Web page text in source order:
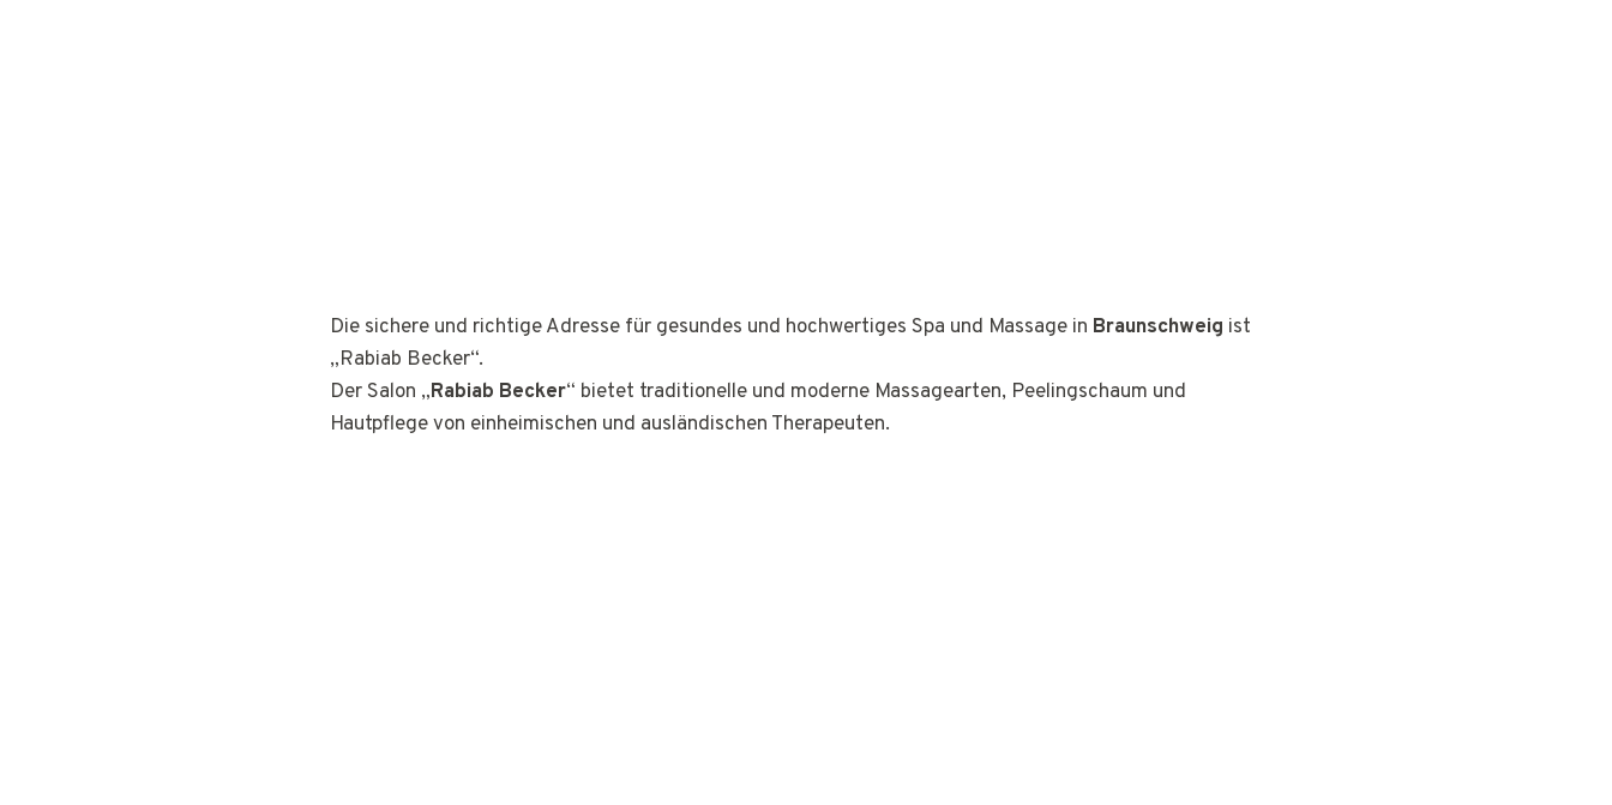
Die sichere und richtige Adresse für gesundes und hochwertiges Spa und Massage in Braunschweig ist
„Rabiab Becker“.
Der Salon „Rabiab Becker“ bietet traditionelle und moderne Massagearten, Peelingschaum und
Hautpflege von einheimischen und ausländischen Therapeuten.